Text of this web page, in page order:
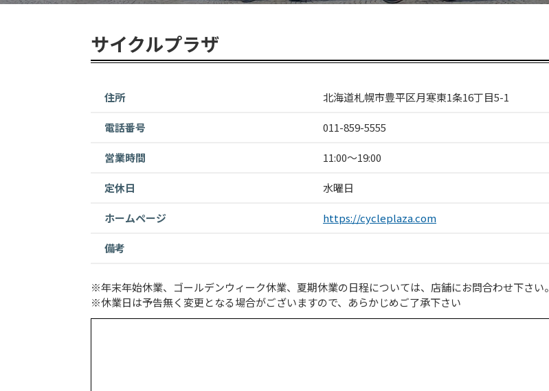
サイクルプラザ
住所 北海道札幌市豊平区月寒東1条16丁目5-1
電話番号 011-859-5555
営業時間 11:00〜19:00
定休日 水曜日
ホームページ https://cycleplaza.com
備考
※年末年始休業、ゴールデンウィーク休業、夏期休業の日程については、店舗にお問合わせ下さい。
※休業日は予告無く変更となる場合がございますので、あらかじめご了承下さい